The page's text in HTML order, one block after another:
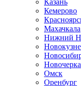
Казань
Кемерово
Махачкала
Нижний
Омск
Оренбург